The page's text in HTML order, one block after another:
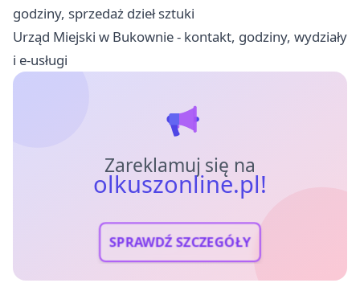
godziny, sprzedaż dzieł sztuki
Urząd Miejski w Bukownie - kontakt, godziny, wydziały
i e-usługi
Zareklamuj się na
olkuszonline.pl!
SPRAWDŹ SZCZEGÓŁY